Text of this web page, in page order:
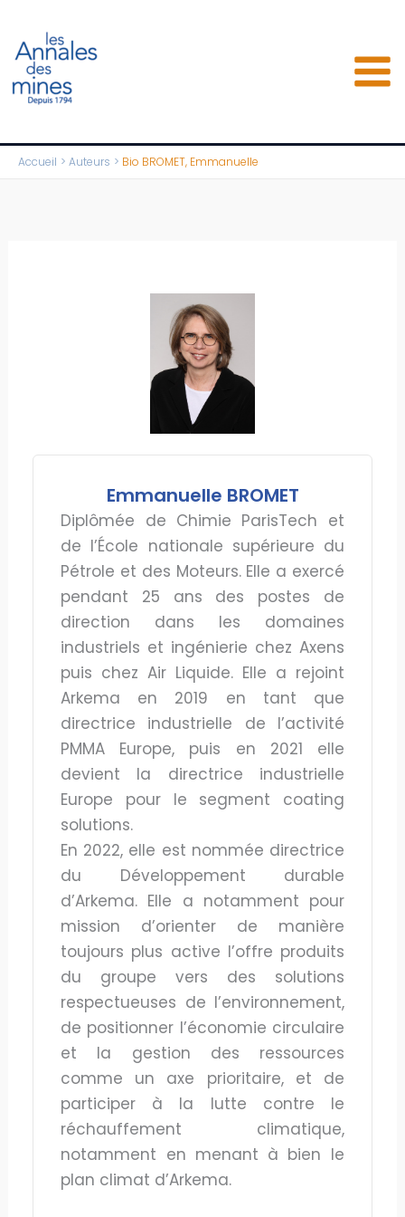
contenu
Accueil Auteurs Bio BROMET, Emmanuelle
Emmanuelle BROMET
Diplômée de Chimie ParisTech et
de l’École nationale supérieure du
Pétrole et des Moteurs. Elle a exercé
pendant 25 ans des postes de
direction dans les domaines
industriels et ingénierie chez Axens
puis chez Air Liquide. Elle a rejoint
Arkema en 2019 en tant que
directrice industrielle de l’activité
PMMA Europe, puis en 2021 elle
devient la directrice industrielle
Europe pour le segment coating
solutions.
En 2022, elle est nommée directrice
du Développement durable
d’Arkema. Elle a notamment pour
mission d’orienter de manière
toujours plus active l’offre produits
du groupe vers des solutions
respectueuses de l’environnement,
de positionner l’économie circulaire
et la gestion des ressources
comme un axe prioritaire, et de
participer à la lutte contre le
réchauffement climatique,
notamment en menant à bien le
plan climat d’Arkema.